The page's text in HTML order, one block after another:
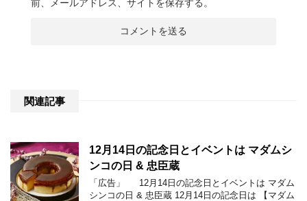
前、メールアドレス、サイトを保存する。
関連記事
12月14日の記念日とイベントは マダムシ
ンコの日 & 忠臣蔵
「広告」 12月14日の記念日とイベントは マダム
シンコの日 & 忠臣蔵 12月14日の記念日は 【マダム